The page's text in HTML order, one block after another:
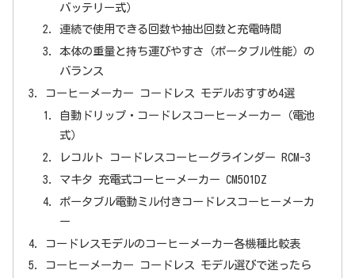
バッテリー式）
連続で使用できる回数や抽出回数と充電時間
本体の重量と持ち運びやすさ（ポータブル性能）の
バランス
コーヒーメーカー コードレス モデルおすすめ4選
自動ドリップ・コードレスコーヒーメーカー（電池
式）
レコルト コードレスコーヒーグラインダー RCM-3
マキタ 充電式コーヒーメーカー CM501DZ
ポータブル電動ミル付きコードレスコーヒーメーカ
ー
コードレスモデルのコーヒーメーカー各機種比較表
コーヒーメーカー コードレス モデル選びで迷ったら